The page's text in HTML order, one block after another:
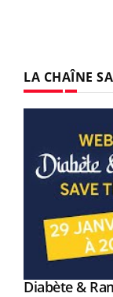
LA CHAÎNE
Youtube
Diabète &